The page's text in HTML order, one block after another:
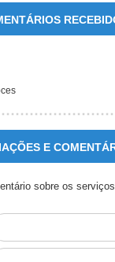
E
sobre os